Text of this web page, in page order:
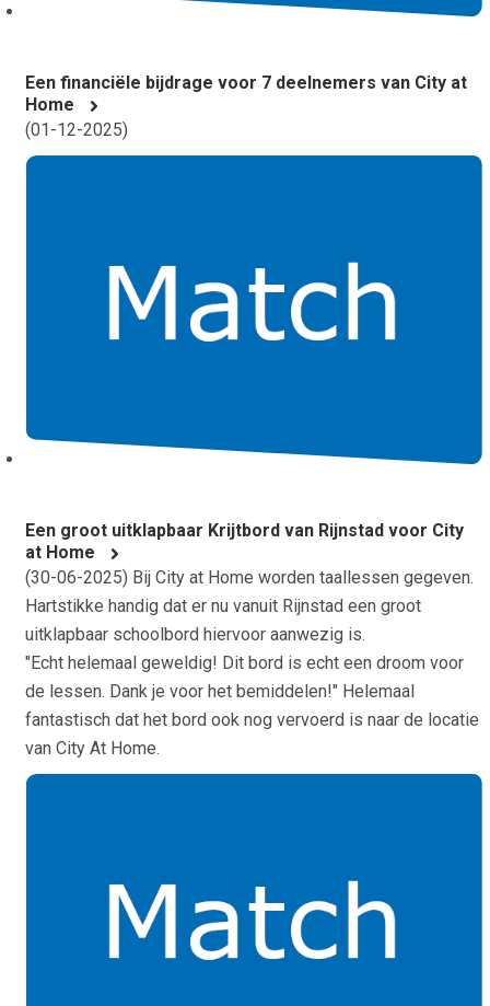
Een financiële bijdrage voor 7 deelnemers van City at
Home
(01-12-2025)
Een groot uitklapbaar Krijtbord van Rijnstad voor City
at Home
(30-06-2025) Bij City at Home worden taallessen gegeven.
Hartstikke handig dat er nu vanuit Rijnstad een groot
uitklapbaar schoolbord hiervoor aanwezig is.
"Echt helemaal geweldig! Dit bord is echt een droom voor
de lessen. Dank je voor het bemiddelen!" Helemaal
fantastisch dat het bord ook nog vervoerd is naar de locatie
van City At Home.